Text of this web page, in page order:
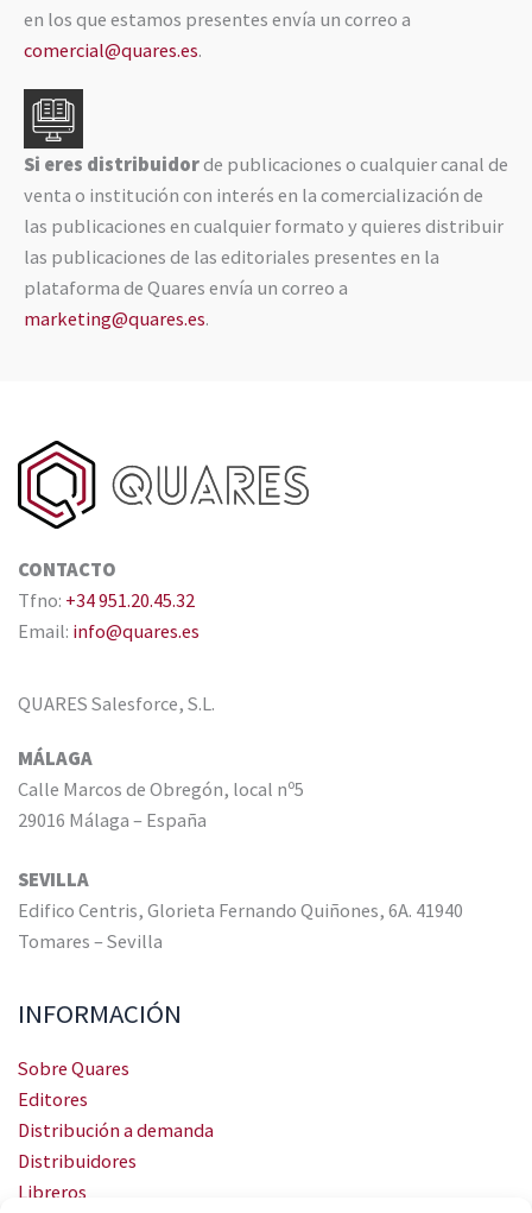
en los que estamos presentes envía un correo a
comercial@quares.es.
Si eres distribuidorde publicaciones o cualquier canal de
venta o institución con interés en la comercialización de
las publicaciones en cualquier formato y quieres distribuir
las publicaciones de las editoriales presentes en la
plataforma de Quares envía un correo a
marketing@quares.es.
CONTACTO
Tfno: +34 951.20.45.32
Email: info@quares.es
QUARES Salesforce, S.L.
MÁLAGA
Calle Marcos de Obregón, local nº5
29016 Málaga – España
SEVILLA
Edifico Centris, Glorieta Fernando Quiñones, 6A. 41940
Tomares – Sevilla
INFORMACIÓN
Sobre Quares
Editores
Distribución a demanda
Distribuidores
Libreros